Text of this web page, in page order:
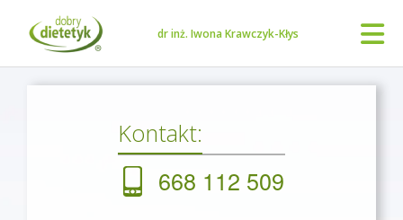
dr inż. Iwona Krawczyk-Kłys
Kontakt:
668 112 509